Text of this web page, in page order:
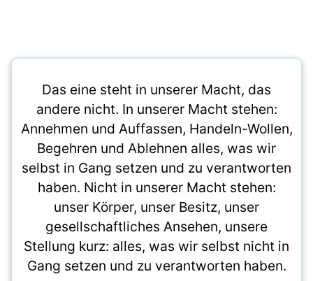
Das eine steht in unserer Macht, das
andere nicht. In unserer Macht stehen:
Annehmen und Auffassen, Handeln-Wollen,
Begehren und Ablehnen alles, was wir
selbst in Gang setzen und zu verantworten
haben. Nicht in unserer Macht stehen:
unser Körper, unser Besitz, unser
gesellschaftliches Ansehen, unsere
Stellung kurz: alles, was wir selbst nicht in
Gang setzen und zu verantworten haben.